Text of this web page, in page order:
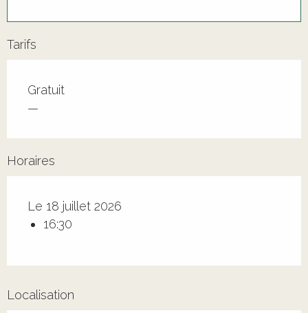
Tarifs
Tarifs 2026
Gratuit
—
Horaires
Le 18 juillet 2026
16:30
Localisation